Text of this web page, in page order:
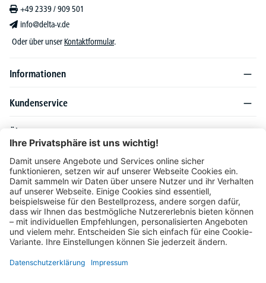
+49 2339 / 909 501
info@delta-v.de
Oder über unser Kontaktformular.
Informationen
Kundenservice
Über DELTA-V
Produktsortiment
Ratgeber
Folgen Sie uns auch auf
Unser Angebot richtet sich ausschließlich an Industrie, Handel, Gewerbe und